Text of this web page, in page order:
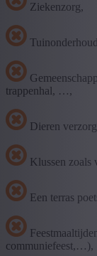
Ziekenzorg,
trappenhal, …,
Dieren
Klussen zoals
Een terras
communiefeest,…),